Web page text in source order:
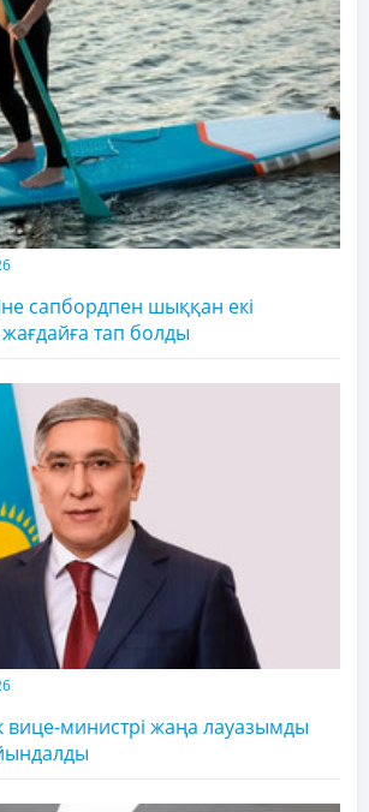
сапбордпен шыққан екі
тап болды
вице-министрі жаңа лауазымды